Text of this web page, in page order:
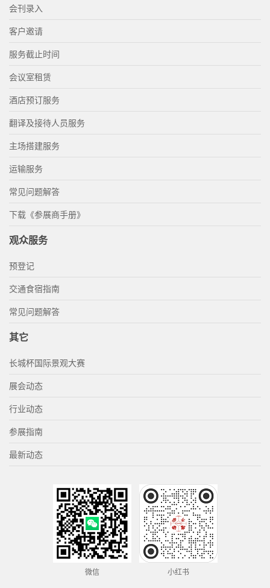
会刊录入
客户邀请
服务截止时间
会议室租赁
酒店预订服务
翻译及接待人员服务
主场搭建服务
运输服务
常见问题解答
下载《参展商手册》
观众服务
预登记
交通食宿指南
常见问题解答
其它
长城杯国际景观大赛
展会动态
行业动态
参展指南
最新动态
微信 小红书